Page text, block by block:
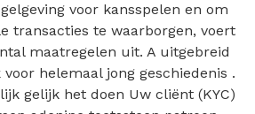
voor kansspelen en om
transacties te waarborgen, voert
maatregelen uit. A uitgebreid
helemaal jong geschiedenis .
gelijk het doen Uw cliënt (KYC)